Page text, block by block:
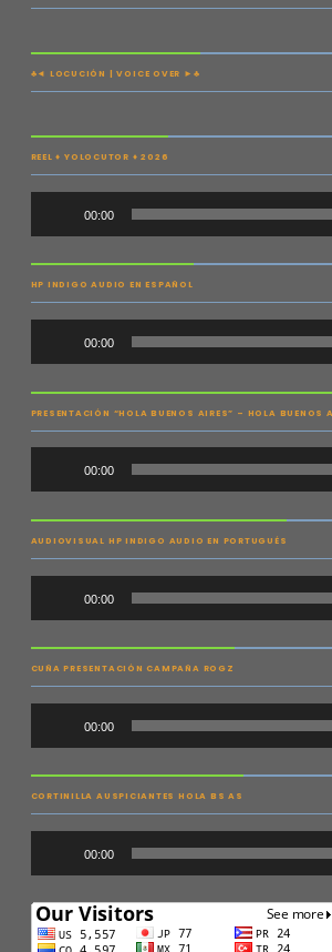
♣◄ LOCUCIÓN | VOICE OVER ►♣
REEL ♦ YOLOCUTOR ♦ 2026
00:00
HP INDIGO AUDIO EN ESPAÑOL
00:00
PRESENTACIÓN “HOLA BUENOS AIRES” – HOLA BUENOS
00:00
AUDIOVISUAL HP INDIGO AUDIO EN PORTUGUÉS
00:00
CUÑA PRESENTACIÓN CAMPAÑA ROGZ
00:00
CORTINILLA AUSPICIANTES HOLA BS AS
00:00